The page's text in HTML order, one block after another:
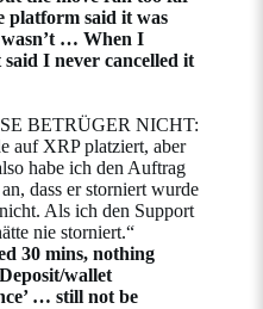
platform said it was
… When I
I never cancelled it
BETRÜGER NICHT:
auf XRP platziert, aber
habe ich den Auftrag
dass er storniert wurde
Als ich den Support
nie storniert.“
30 mins, nothing
wallet
… still not be